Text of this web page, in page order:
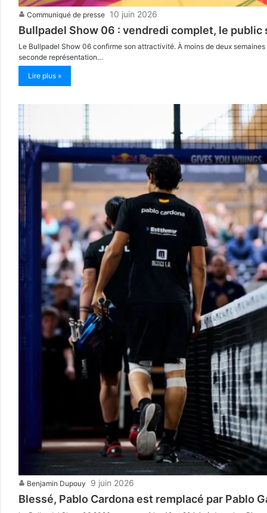
Communiqué de presse 10 juin 2026
Bullpadel Show 06 : vendredi complet, le public
Le Bullpadel Show 06 confirme son attractivité. À moins de deux
seconde représentation…
Lire plus »
Benjamin Dupouy 9 juin 2026
Blessé, Pablo Cardona est remplacé par Pablo